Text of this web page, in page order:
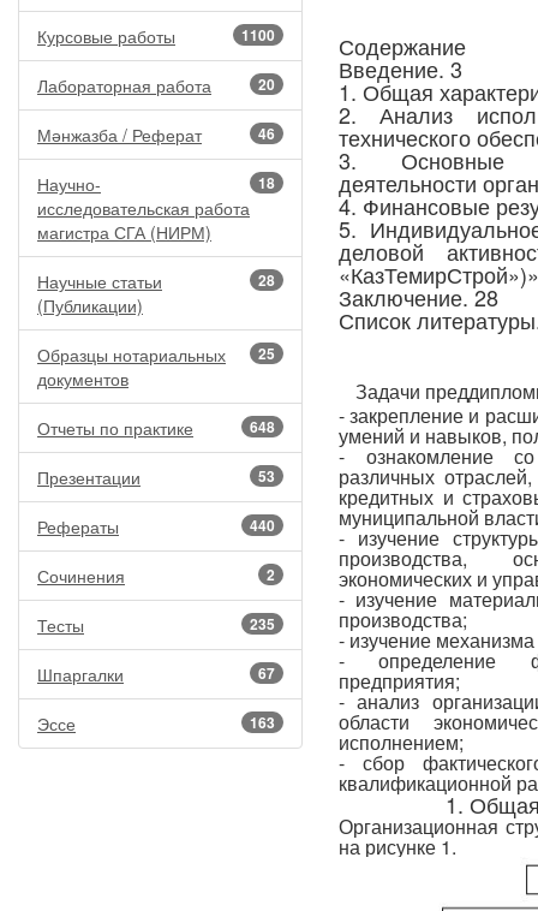
1100
Курсовые работы
20
Лабораторная работа
46
Мәнжазба / Реферат
18
Научно-
исследовательская работа
магистра СГА (НИРМ)
28
Научные статьи
(Публикации)
25
Образцы нотариальных
документов
648
Отчеты по практике
53
Презентации
440
Рефераты
2
Сочинения
235
Тесты
67
Шпаргалки
163
Эссе
Содержание
Введение. 3
1. Общая
2. Анализ
технического
3. Основные
деятельности
4. Финансовые
5.
деловой
Заключение. 28
Список
Задачи
- закрепление и
умений и навыков,
- ознакомление со
различных
кредитных и
муниципальной
- изучение
производства,
экономических и
- изучение
производства;
- изучение
- определение
предприятия;
- анализ
области
исполнением;
- сбор
квалификационной
1. Общая
Организационная
на рисунке 1.